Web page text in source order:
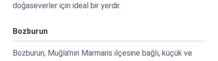
doğaseverler için ideal bir yerdir.
Bozburun
Bozburun, Muğla'nın Marmaris ilçesine bağlı, küçük ve